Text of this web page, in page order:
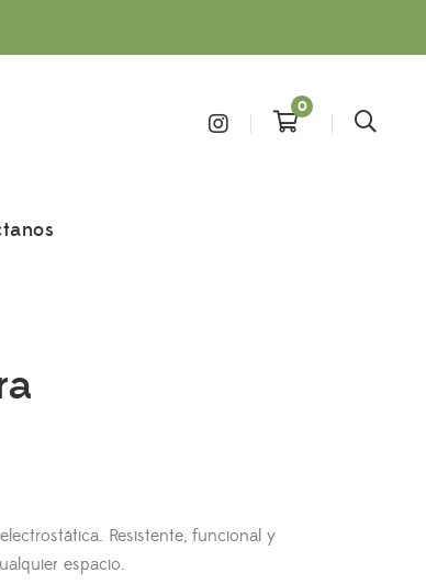
0
Resistente, funcional y
espacio.